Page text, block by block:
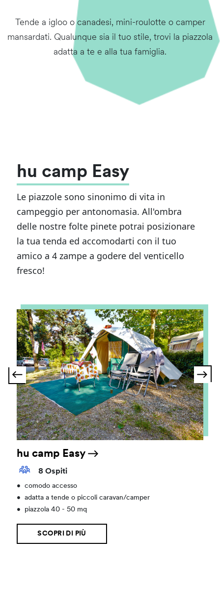
Tende a igloo o canadesi, mini-roulotte o camper
mansardati. Qualunque sia il tuo stile, trovi la piazzola
adatta a te e alla tua famiglia.
hu camp Easy
Le piazzole sono sinonimo di vita in
campeggio per antonomasia. All'ombra
delle nostre folte pinete potrai posizionare
la tua tenda ed accomodarti con il tuo
amico a 4 zampe a godere del venticello
fresco!
hu camp Easy
8 Ospiti
•
comodo accesso
•
adatta a tende o piccoli caravan/camper
•
piazzola 40 - 50 mq
SCOPRI DI PIÙ